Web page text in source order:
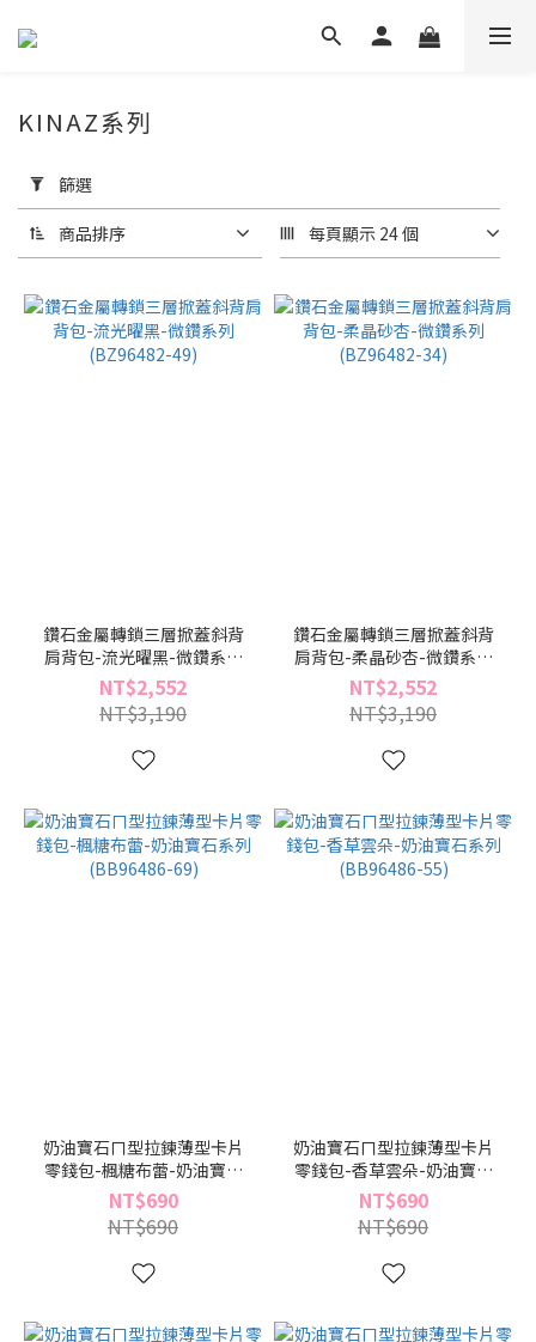
用
篩
選
(0/20)
價格
(NT$)
KINAZ系列
篩選
商品排序 每頁顯示 24 個
鑽石金屬轉鎖三層掀蓋斜背
肩背包-流光曜黑-微鑽系列
(BZ96482-49)
NT$2,552
NT$3,190
鑽石金屬轉鎖三層掀蓋斜背
肩背包-柔晶砂杏-微鑽系列
(BZ96482-34)
NT$2,552
NT$3,190
奶油寶石ㄇ型拉鍊薄型卡片
零錢包-楓糖布蕾-奶油寶石
系列(BB96486-69)
NT$690
NT$690
奶油寶石ㄇ型拉鍊薄型卡片
零錢包-香草雲朵-奶油寶石
系列(BB96486-55)
NT$690
NT$690